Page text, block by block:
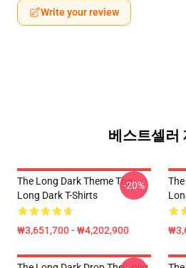
Write your review
베스트셀러
The Long Dark Theme The
Long Dark T-Shirts
₩3,651,700 - ₩4,202,900
-20%